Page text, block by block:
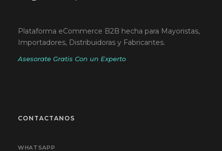
Plataforma eCommerce B2B hecha para Mayoristas,
Importadores, Distribuidoras y Fabricantes.
Asesorate Gratis Con un Experto
CONTACTANOS
WHATSAPP